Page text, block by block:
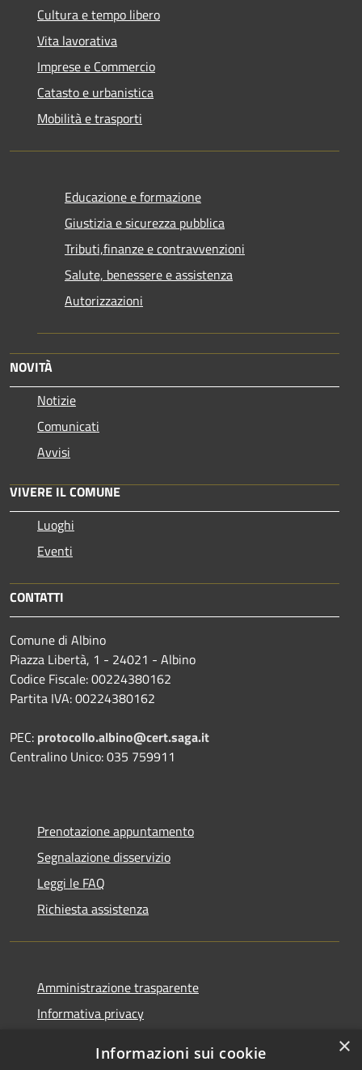
Cultura e tempo libero
Vita lavorativa
Imprese e Commercio
Catasto e urbanistica
Mobilità e trasporti
Educazione e formazione
Giustizia e sicurezza pubblica
Tributi,finanze e contravvenzioni
Salute, benessere e assistenza
Autorizzazioni
NOVITÀ
Notizie
Comunicati
Avvisi
VIVERE IL COMUNE
Luoghi
Eventi
CONTATTI
Comune di Albino
Piazza Libertà, 1 - 24021 - Albino
Codice Fiscale: 00224380162
Partita IVA: 00224380162
PEC: protocollo.albino@cert.saga.it
Centralino Unico: 035 759911
Prenotazione appuntamento
Segnalazione disservizio
Leggi le FAQ
Richiesta assistenza
Amministrazione trasparente
Informativa privacy
Dichiarazione di accessibilità
×
Informazioni sui cookie